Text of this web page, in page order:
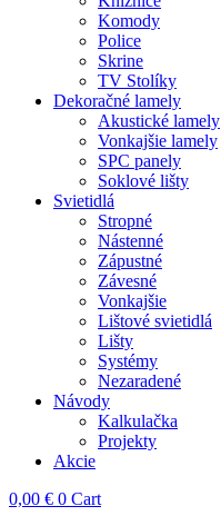
Komody
Police
Skrine
TV Stolíky
Dekoračné lamely
Akustické lamely
Vonkajšie lamely
SPC panely
Soklové lišty
Svietidlá
Stropné
Nástenné
Zápustné
Závesné
Vonkajšie
Lištové svietidlá
Lišty
Systémy
Nezaradené
Návody
Kalkulačka
Projekty
Akcie
0,00 € 0 Cart